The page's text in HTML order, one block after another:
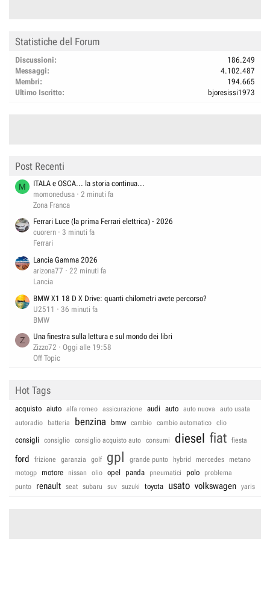
Statistiche del Forum
Discussioni
186.249
Messaggi
4.102.487
Membri
194.665
Ultimo Iscritto
bjoresissi1973
Post Recenti
M
ITALA e OSCA... la storia continua...
momonedusa
2 minuti fa
Zona Franca
Ferrari Luce (la prima Ferrari elettrica) - 2026
cuorern
3 minuti fa
Ferrari
Lancia Gamma 2026
arizona77
22 minuti fa
Lancia
BMW X1 18 D X Drive: quanti chilometri avete percorso?
U2511
36 minuti fa
BMW
Z
Una finestra sulla lettura e sul mondo dei libri
Zizzo72
Oggi alle 19:58
Off Topic
Hot Tags
acquisto aiuto alfa romeo assicurazione audi auto auto nuova
auto usata
autoradio
batteria benzina bmw cambio cambio automatico clio
consigli consiglio consiglio acquisto auto consumi diesel fiat fiesta
ford frizione garanzia golf gpl grande punto hybrid mercedes
metano
motogp
motore nissan olio opel panda pneumatici polo
problema
punto
renault seat subaru suv suzuki toyota usato volkswagen yaris